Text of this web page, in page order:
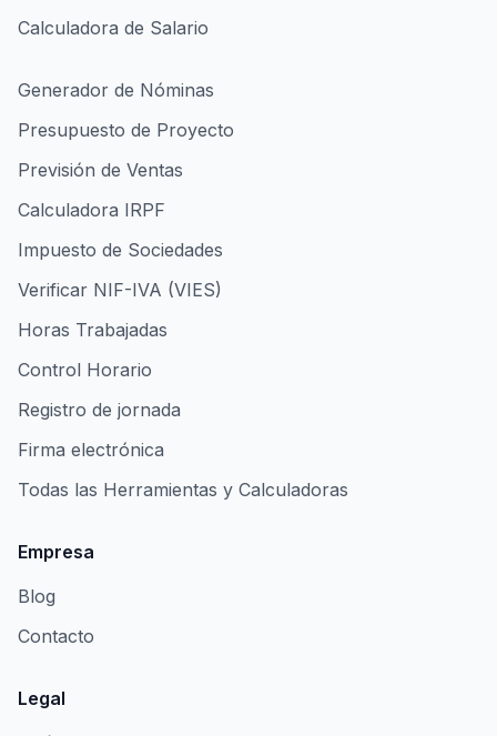
Calculadora de Salario
Generador de Nóminas
Presupuesto de Proyecto
Previsión de Ventas
Calculadora IRPF
Impuesto de Sociedades
Verificar NIF-IVA (VIES)
Horas Trabajadas
Control Horario
Registro de jornada
Firma electrónica
Todas las Herramientas y Calculadoras
Empresa
Blog
Contacto
Legal